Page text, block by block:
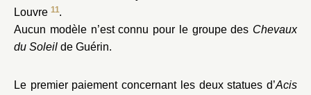
Louvre 11.
Aucun modèle n’est connu pour le groupe des Chevaux
du Soleil de Guérin.
Le premier paiement concernant les deux statues d’Acis